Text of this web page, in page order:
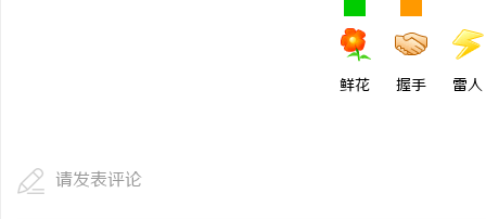
鲜花 握手 雷人
请发表评论